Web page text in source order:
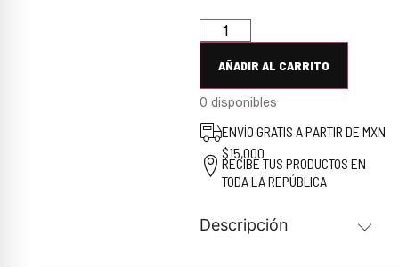
AÑADIR AL CARRITO
0 disponibles
ENVÍO GRATIS A PARTIR DE MXN
$15,000
RECIBE TUS PRODUCTOS EN
TODA LA REPÚBLICA
Descripción